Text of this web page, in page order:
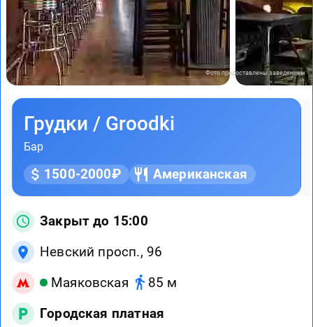
Фото предоставлены заведением
Грудки / Groodki
Бар
1500-2000₽ Американская
Закрыт до 15:00
Невский просп., 96
Маяковская
85 м
Городская платная